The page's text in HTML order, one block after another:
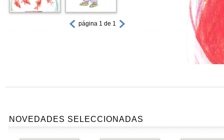
página 1 de 1
NOVEDADES SELECCIONADAS